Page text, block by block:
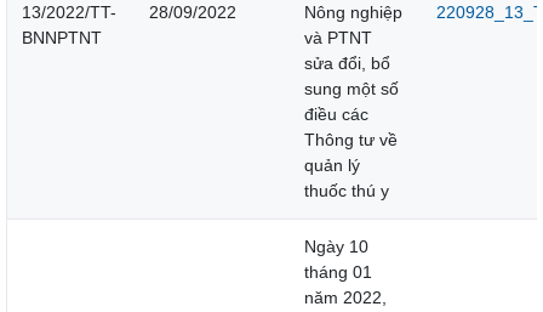
13/2022/TT-
BNNPTNT
28/09/2022
Nông nghiệp
và PTNT
sửa đổi, bổ
sung một số
điều các
Thông tư về
quản lý
thuốc thú y
Ngày 10
tháng 01
năm 2022,